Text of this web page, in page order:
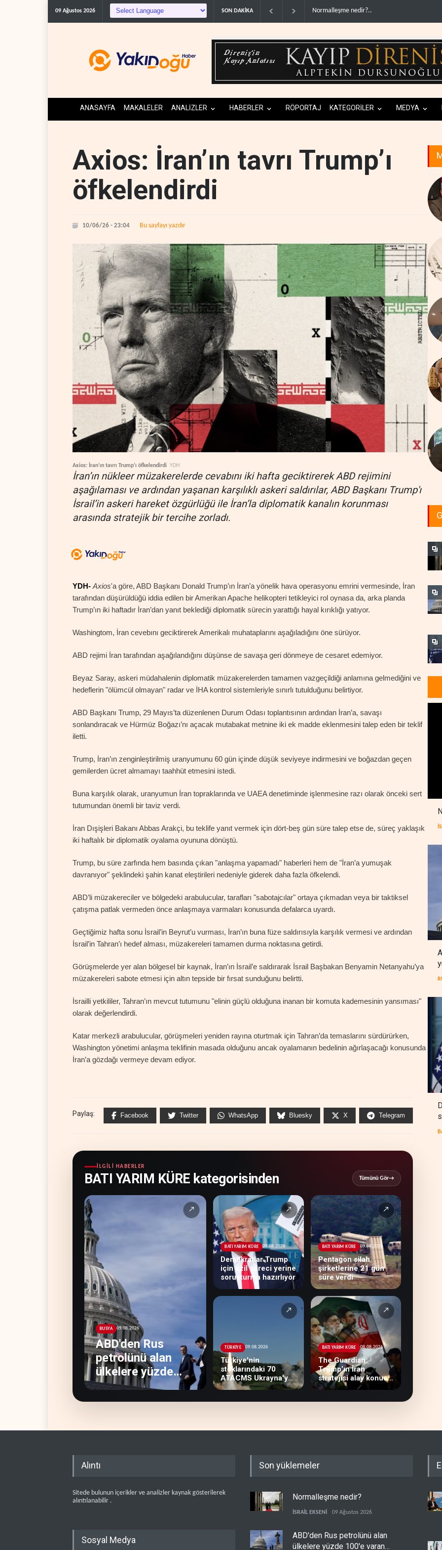
09 Ağustos 2026 SON DAKİKA ABD'den Rus petrolünü alan ülkelere yüzde
ANASAYFA MAKALELER ANALİZLER HABERLER RÖPORTAJ KATEGORİLER MEDYA
Axios: İran’ın tavrı Trump’ı
öfkelendirdi
10/06/26 - 23:04 Bu sayfayı yazdır
Axios: İran’ın tavrı Trump’ı öfkelendirdi YDH
İran’ın nükleer müzakerelerde cevabını iki hafta geciktirerek ABD rejimini
aşağılaması ve ardından yaşanan karşılıklı askeri saldırılar, ABD Başkanı Trump'ı
İsrail’in askeri hareket özgürlüğü ile İran’la diplomatik kanalın korunması
arasında stratejik bir tercihe zorladı.
YDH- Axios'a göre, ABD Başkanı Donald Trump’ın İran’a yönelik hava operasyonu emrini vermesinde, İran
tarafından düşürüldüğü iddia edilen bir Amerikan Apache helikopteri tetikleyici rol oynasa da, arka planda
Trump’ın iki haftadır İran’dan yanıt beklediği diplomatik sürecin yarattığı hayal kırıklığı yatıyor.
Washingtom, İran cevebını geciktirerek Amerikalı muhataplarını aşağıladığını öne sürüyor.
ABD rejimi İran tarafından aşağılandığını düşünse de savaşa geri dönmeye de cesaret edemiyor.
Beyaz Saray, askeri müdahalenin diplomatik müzakerelerden tamamen vazgeçildiği anlamına gelmediğini ve
hedeflerin "ölümcül olmayan" radar ve İHA kontrol sistemleriyle sınırlı tutulduğunu belirtiyor.
ABD Başkanı Trump, 29 Mayıs’ta düzenlenen Durum Odası toplantısının ardından İran’a, savaşı
sonlandıracak ve Hürmüz Boğazı’nı açacak mutabakat metnine iki ek madde eklenmesini talep eden bir teklif
iletti.
Trump, İran’ın zenginleştirilmiş uranyumunu 60 gün içinde düşük seviyeye indirmesini ve boğazdan geçen
gemilerden ücret almamayı taahhüt etmesini istedi.
Buna karşılık olarak, uranyumun İran topraklarında ve UAEA denetiminde işlenmesine razı olarak önceki sert
tutumundan önemli bir taviz verdi.
İran Dışişleri Bakanı Abbas Arakçi, bu teklife yanıt vermek için dört-beş gün süre talep etse de, süreç yaklaşık
iki haftalık bir diplomatik oyalama oyununa dönüştü.
Trump, bu süre zarfında hem basında çıkan "anlaşma yapamadı" haberleri hem de "İran’a yumuşak
davranıyor" şeklindeki şahin kanat eleştirileri nedeniyle giderek daha fazla öfkelendi.
ABD’li müzakereciler ve bölgedeki arabulucular, tarafları "sabotajcılar" ortaya çıkmadan veya bir taktiksel
çatışma patlak vermeden önce anlaşmaya varmaları konusunda defalarca uyardı.
Geçtiğimiz hafta sonu İsrail’in Beyrut’u vurması, İran’ın buna füze saldırısıyla karşılık vermesi ve ardından
İsrail’in Tahran’ı hedef alması, müzakereleri tamamen durma noktasına getirdi.
Görüşmelerde yer alan bölgesel bir kaynak, İran’ın İsrail’e saldırarak İsrail Başbakan Benyamin Netanyahu’ya
müzakereleri sabote etmesi için altın tepside bir fırsat sunduğunu belirtti.
İsrailli yetkililer, Tahran’ın mevcut tutumunu "elinin güçlü olduğuna inanan bir komuta kademesinin yansıması"
olarak değerlendirdi.
Katar merkezli arabulucular, görüşmeleri yeniden rayına oturtmak için Tahran’da temaslarını sürdürürken,
Washington yönetimi anlaşma teklifinin masada olduğunu ancak oyalamanın bedelinin ağırlaşacağı konusunda
İran’a gözdağı vermeye devam ediyor.
Paylaş: Facebook Twitter WhatsApp Bluesky X Telegram
İLGILI HABERLER
BATI YARIM KÜRE kategorisinden Tümünü Gör→
↗
RUSYA 09.08.2026
ABD'den Rus
petrolünü alan
ülkelere yüzde
100'e varan
gümrük vergisi
↗
BATI YARIM KÜRE 09.08.2026
Demokratlar Trump
için azil süreci yerine
soruşturma hazırlıyor
↗
BATI YARIM KÜRE 09.08.2026
Pentagon silah
şirketlerine 21 gün
süre verdi
↗
TÜRKİYE 09.08.2026
Türkiye'nin
stoklarındaki 70
ATACMS Ukrayna'ya
devredilecek
↗
BATI YARIM KÜRE 08.08.2026
The Guardian:
Trump’ın İran
stratejisi alay konusu
oldu
Alıntı
Sitede bulunun içerikler ve analizler kaynak gösterilerek
alıntılanabilir .
Sosyal Medya
Son yüklemeler
Normalleşme nedir?
İSRAİL EKSENİ 09 Ağustos 2026
ABD'den Rus petrolünü alan
ülkelere yüzde 100'e varan